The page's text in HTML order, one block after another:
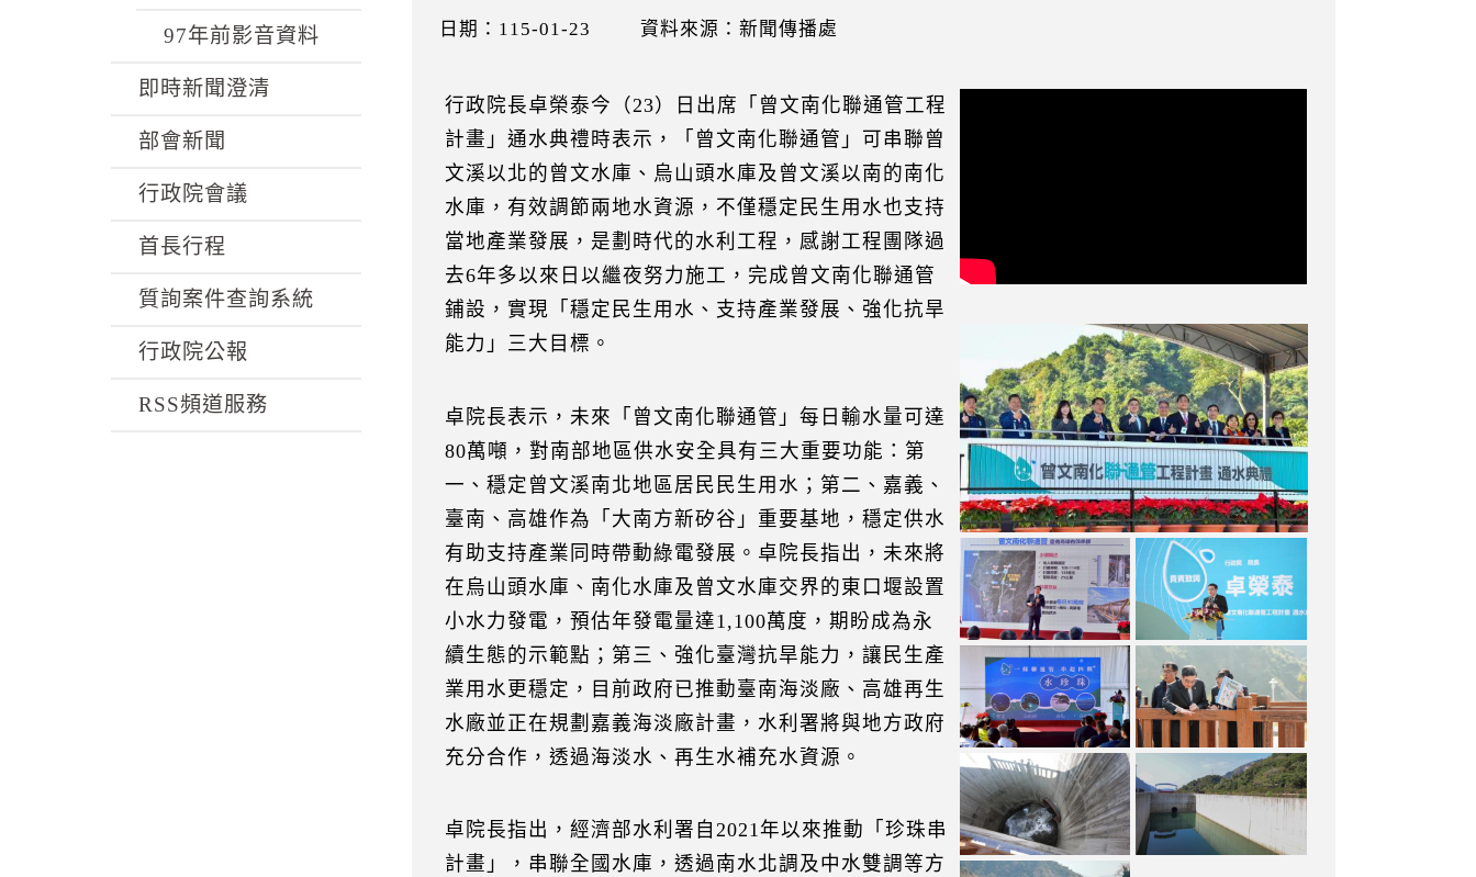
97年前影音資料
即時新聞澄清
部會新聞
行政院會議
首長行程
質詢案件查詢系統
行政院公報
RSS頻道服務
日期：115-01-23 資料來源：新聞傳播處
行政院長卓榮泰今（23）日出席「曾文南化聯通管工程
計畫」通水典禮時表示，「曾文南化聯通管」可串聯曾
文溪以北的曾文水庫、烏山頭水庫及曾文溪以南的南化
水庫，有效調節兩地水資源，不僅穩定民生用水也支持
當地產業發展，是劃時代的水利工程，感謝工程團隊過
去6年多以來日以繼夜努力施工，完成曾文南化聯通管
鋪設，實現「穩定民生用水、支持產業發展、強化抗旱
能力」三大目標。
卓院長表示，未來「曾文南化聯通管」每日輸水量可達
80萬噸，對南部地區供水安全具有三大重要功能：第
一、穩定曾文溪南北地區居民民生用水；第二、嘉義、
臺南、高雄作為「大南方新矽谷」重要基地，穩定供水
有助支持產業同時帶動綠電發展。卓院長指出，未來將
在烏山頭水庫、南化水庫及曾文水庫交界的東口堰設置
小水力發電，預估年發電量達1,100萬度，期盼成為永
續生態的示範點；第三、強化臺灣抗旱能力，讓民生產
業用水更穩定，目前政府已推動臺南海淡廠、高雄再生
水廠並正在規劃嘉義海淡廠計畫，水利署將與地方政府
充分合作，透過海淡水、再生水補充水資源。
卓院長指出，經濟部水利署自2021年以來推動「珍珠串
計畫」，串聯全國水庫，透過南水北調及中水雙調等方